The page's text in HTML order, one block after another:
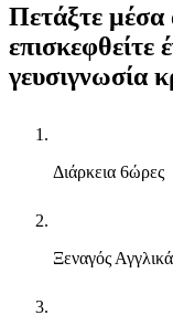
Πετάξτε μέσα
επισκεφθείτε
γευσιγνωσία
Διάρκεια 6ώρες
Ξεναγός